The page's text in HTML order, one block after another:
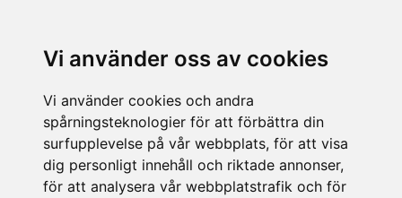
Vi använder oss av cookies
Vi använder cookies och andra
spårningsteknologier för att förbättra din
surfupplevelse på vår webbplats, för att visa
dig personligt innehåll och riktade annonser,
för att analysera vår webbplatstrafik och för